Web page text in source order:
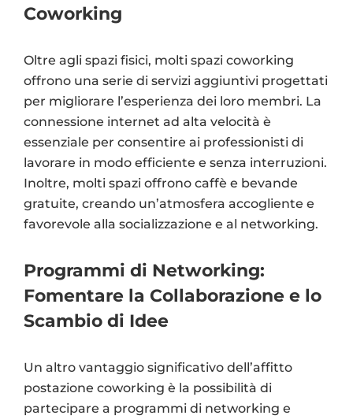
Coworking
Oltre agli spazi fisici, molti spazi coworking
offrono una serie di servizi aggiuntivi progettati
per migliorare l’esperienza dei loro membri. La
connessione internet ad alta velocità è
essenziale per consentire ai professionisti di
lavorare in modo efficiente e senza interruzioni.
Inoltre, molti spazi offrono caffè e bevande
gratuite, creando un’atmosfera accogliente e
favorevole alla socializzazione e al networking.
Programmi di Networking:
Fomentare la Collaborazione e lo
Scambio di Idee
Un altro vantaggio significativo dell’affitto
postazione coworking è la possibilità di
partecipare a programmi di networking e